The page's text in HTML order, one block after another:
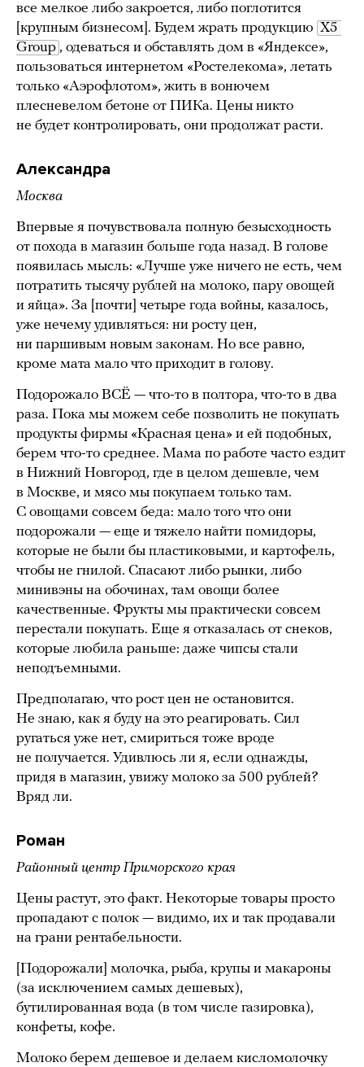
все мелкое либо закроется, либо поглотится
[крупным бизнесом]. Будем жрать продукцию X5
Group , одеваться и обставлять дом в «Яндексе»,
пользоваться интернетом «Ростелекома», летать
только «Аэрофлотом», жить в вонючем
плесневелом бетоне от ПИКа. Цены никто
не будет контролировать, они продолжат расти.
Александра
Москва
Впервые я почувствовала полную безысходность
от похода в магазин больше года назад. В голове
появилась мысль: «Лучше уже ничего не есть, чем
потратить тысячу рублей на молоко, пару овощей
и яйца». За [почти] четыре года войны, казалось,
уже нечему удивляться: ни росту цен,
ни паршивым новым законам. Но все равно,
кроме мата мало что приходит в голову.
Подорожало ВСЁ — что-то в полтора, что-то в два
раза. Пока мы можем себе позволить не покупать
продукты фирмы «Красная цена» и ей подобных,
берем что-то среднее. Мама по работе часто ездит
в Нижний Новгород, где в целом дешевле, чем
в Москве, и мясо мы покупаем только там.
С овощами совсем беда: мало того что они
подорожали — еще и тяжело найти помидоры,
которые не были бы пластиковыми, и картофель,
чтобы не гнилой. Спасают либо рынки, либо
минивэны на обочинах, там овощи более
качественные. Фрукты мы практически совсем
перестали покупать. Еще я отказалась от снеков,
которые любила раньше: даже чипсы стали
неподъемными.
Предполагаю, что рост цен не остановится.
Не знаю, как я буду на это реагировать. Сил
ругаться уже нет, смириться тоже вроде
не получается. Удивлюсь ли я, если однажды,
придя в магазин, увижу молоко за 500 рублей?
Вряд ли.
Роман
Районный центр Приморского края
Цены растут, это факт. Некоторые товары просто
пропадают с полок — видимо, их и так продавали
на грани рентабельности.
[Подорожали] молочка, рыба, крупы и макароны
(за исключением самых дешевых),
бутилированная вода (в том числе газировка),
конфеты, кофе.
Молоко берем дешевое и делаем кисломолочку